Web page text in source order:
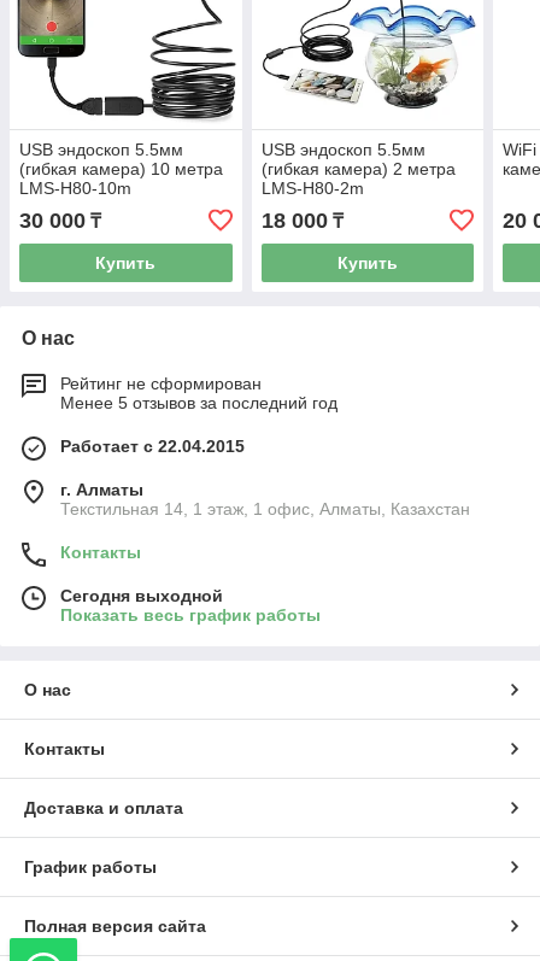
USB эндоскоп 5.5мм
(гибкая камера) 10 метра
LMS-H80-10m
30 000 ₸
Купить
USB эндоскоп 5.5мм
(гибкая камера) 2 метра
LMS-H80-2m
18 000₸
Купить
20
О нас
Рейтинг не сформирован
Менее 5 отзывов за последний год
Работает с 22.04.2015
г. Алматы
Текстильная 14, 1 этаж, 1 офис, Алматы, Казахстан
Контакты
Сегодня выходной
Показать весь график работы
О нас
Контакты
Доставка и оплата
График работы
Полная версия сайта